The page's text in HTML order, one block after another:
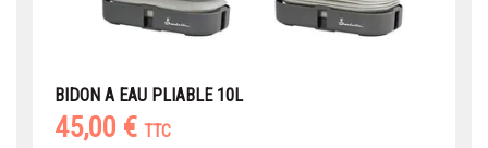
BIDON A EAU PLIABLE 10L
45,00 € TTC